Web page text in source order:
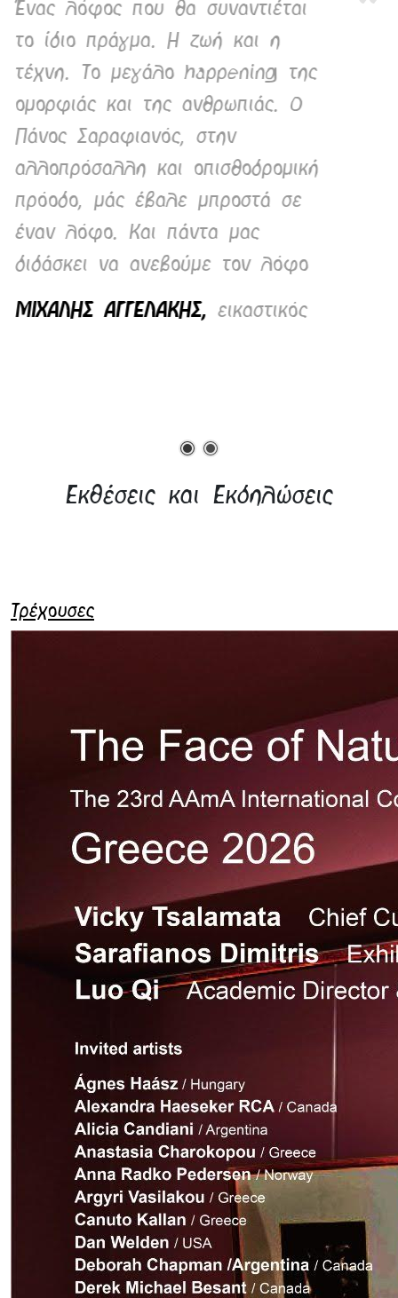
Εκεί που το σύστημα καλλιεργεί
και επιβάλλει την μοναξιά και
την αποξένωση, αυτός αντέτεινε
την συλλογικότητα, την
ανθρώπινη επικοινωνία. Στον
ανελέητο ανταγωνισμό, την
κατανόηση και την συνεργασία. Ο
Πάνος Σαραφιανός είναι παρών.
Είναι μια ενέργεια δυναμική,
ακατάπαυστη, που δημιουργεί
Εκθέσεις και Εκδηλώσεις
Τρέχουσες